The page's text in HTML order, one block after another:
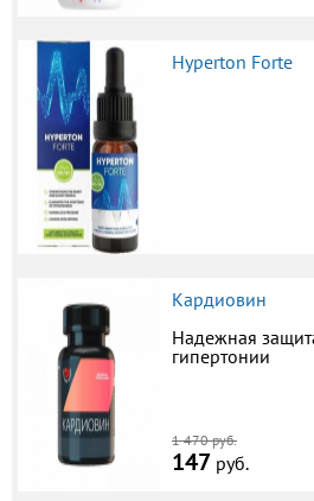
Hyperton Forte
Кардиовин
Надежная
гипертонии
1 470 руб.
147 руб.